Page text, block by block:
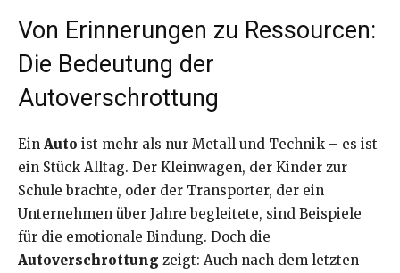
Von Erinnerungen zu Ressourcen:
Die Bedeutung der
Autoverschrottung
Ein Auto ist mehr als nur Metall und Technik – es ist
ein Stück Alltag. Der Kleinwagen, der Kinder zur
Schule brachte, oder der Transporter, der ein
Unternehmen über Jahre begleitete, sind Beispiele
für die emotionale Bindung. Doch die
Autoverschrottung zeigt: Auch nach dem letzten